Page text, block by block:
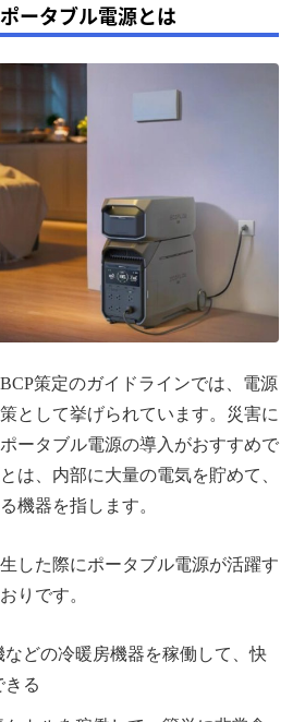
ータブル電源とは
策定のガイドラインでは、電源
として挙げられています。災害に
ータブル電源の導入がおすすめで
は、内部に大量の電気を貯めて、
機器を指します。
した際にポータブル電源が活躍す
りです。
などの冷暖房機器を稼働して、快
きる